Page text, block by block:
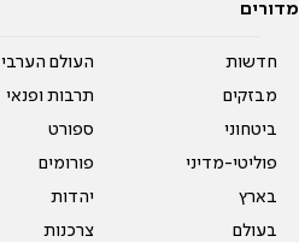
מדורים
חדשות
מבזקים
ביטחוני
פוליטי-מדיני
בארץ
בעולם
העולם הערבי
תרבות ופנאי
ספורט
פורומים
יהדות
צרכנות